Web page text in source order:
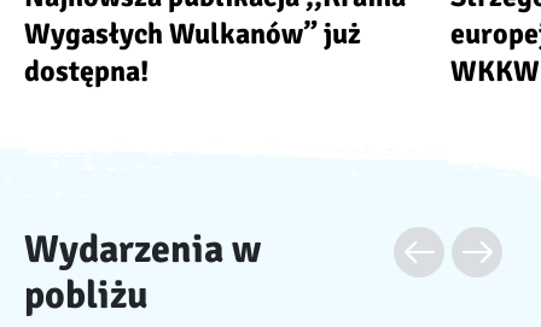
Wygasłych Wulkanów” już
dostępna!
Wydarzenia w
pobliżu